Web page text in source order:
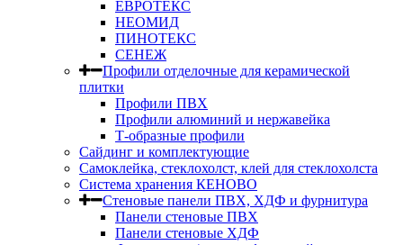
ЕВРОТЕКС
НЕОМИД
ПИНОТЕКС
СЕНЕЖ
Профили отделочные для керамической
плитки
Профили ПВХ
Профили алюминий и нержавейка
Т-образные профили
Сайдинг и комплектующие
Самоклейка, стеклохолст, клей для стеклохолста
Система хранения КЕНОВО
Стеновые панели ПВХ, ХДФ и фурнитура
Панели стеновые ПВХ
Панели стеновые ХДФ